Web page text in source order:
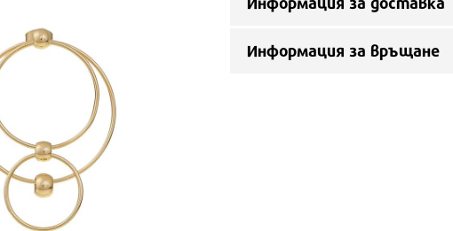
Информация за връщане